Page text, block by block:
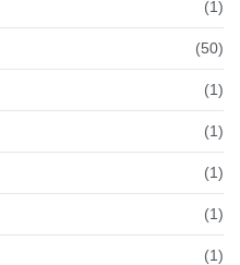
(1)
(50)
(1)
(1)
(1)
(1)
(1)